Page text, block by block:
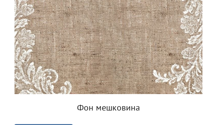
Фон мешковина